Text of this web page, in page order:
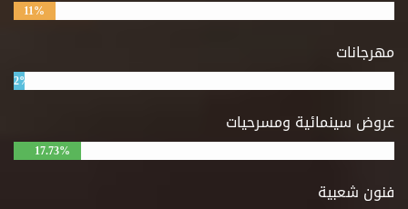
11%
مهرجانات
2%
عروض سينمائية ومسرحيات
17.73%
فنون شعبية